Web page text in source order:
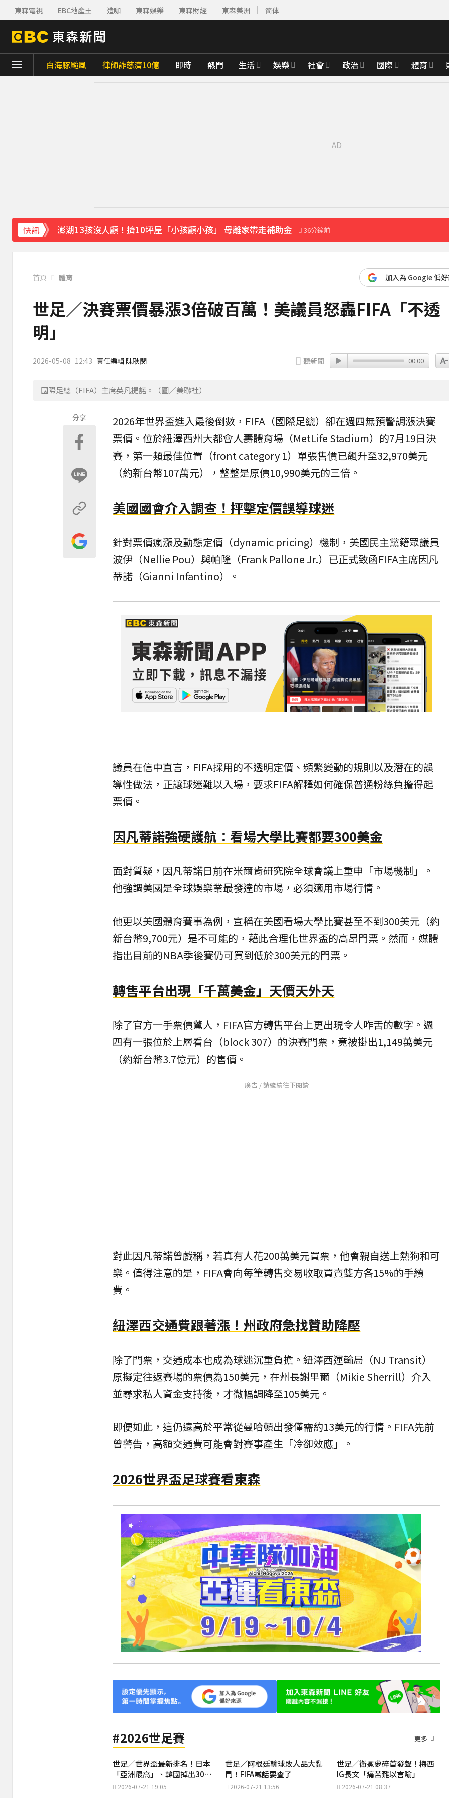
東森電視 EBC地產王 造咖 東森娛樂 東森財經 東森美洲 简体
白海豚颱風 律師詐慈濟10億 即時 熱門 生活 娛樂 社會 政治 國際 體育
快訊 澎湖13孩沒人顧！擠10坪屋「小孩顧小孩」 母離家帶走補助金 36分鐘前
白海豚逼近！9縣市風雨達停班課標準「1縣市宣布了」 50分鐘前
《理財達人秀》X 安聯投信免費講座報名中！搶先卡位 2027
下載東森App，隨時掌握天下大小事！
首頁 體育 加入為 Google 偏
世足／決賽票價暴漲3倍破百萬！美議員怒轟FIFA「不透
明」
2026-05-08 12:43 責任編輯 陳耿閔 聽新聞 00:00
國際足總（FIFA）主席英凡提諾。（圖／美聯社）
分享 2026年世界盃進入最後倒數， FIFA （國際足總）卻在週四無預警調漲決賽
票價 。位於紐澤西州大都會人壽體育場（MetLife Stadium）的7月19日決
賽，第一類最佳位置（front category 1）單張售價已飆升至32,970美元
（約新台幣107萬元），整整是原價10,990美元的三倍。
美國國會介入調查！抨擊定價誤導球迷
針對票價瘋漲及動態定價（dynamic pricing）機制，美國民主黨籍眾議員
波伊（Nellie Pou）與帕隆（Frank Pallone Jr.）已正式致函FIFA主席因凡
蒂諾（Gianni Infantino）。
議員在信中直言，FIFA採用的不透明定價、頻繁變動的規則以及潛在的誤
導性做法，正讓球迷難以入場，要求FIFA解釋如何確保普通粉絲負擔得起
票價。
因凡蒂諾強硬護航：看場大學比賽都要300美金
面對質疑，因凡蒂諾日前在米爾肯研究院全球會議上重申「市場機制」。
他強調美國是全球娛樂業最發達的市場，必須適用市場行情。
他更以美國體育賽事為例，宣稱在美國看場大學比賽甚至不到300美元（約
新台幣9,700元）是不可能的，藉此合理化世界盃的高昂門票。然而，媒體
指出目前的NBA季後賽仍可買到低於300美元的門票。
轉售平台出現「千萬美金」天價天外天
除了官方一手票價驚人，FIFA官方轉售平台上更出現令人咋舌的數字。週
四有一張位於上層看台（block 307）的決賽門票，竟被掛出1,149萬美元
（約新台幣3.7億元）的售價。
廣告 / 請繼續往下閱讀
對此因凡蒂諾曾戲稱，若真有人花200萬美元買票，他會親自送上熱狗和可
樂。值得注意的是，FIFA會向每筆轉售交易收取買賣雙方各15%的手續
費。
紐澤西交通費跟著漲！州政府急找贊助降壓
除了門票，交通成本也成為球迷沉重負擔。紐澤西運輸局（NJ Transit）
原擬定往返賽場的票價為150美元，在州長謝里爾（Mikie Sherrill）介入
並尋求私人資金支持後，才微幅調降至105美元。
即便如此，這仍遠高於平常從曼哈頓出發僅需約13美元的行情。FIFA先前
曾警告，高額交通費可能會對賽事產生「冷卻效應」。
2026世界盃足球賽看東森
#2026世足賽 更多
世足／世界盃最新排名！日本
「亞洲最高」、韓國掉出30名
外2026-07-21 19:05
世足／阿根廷輸球敗人品大亂
鬥！FIFA喊話要查了
2026-07-21 13:56
世足／衛冕夢碎首發聲！梅西
IG長文「痛苦難以言喻」
2026-07-21 08:37